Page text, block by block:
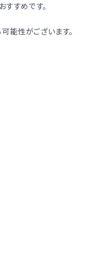
すめです。
能性がございます。